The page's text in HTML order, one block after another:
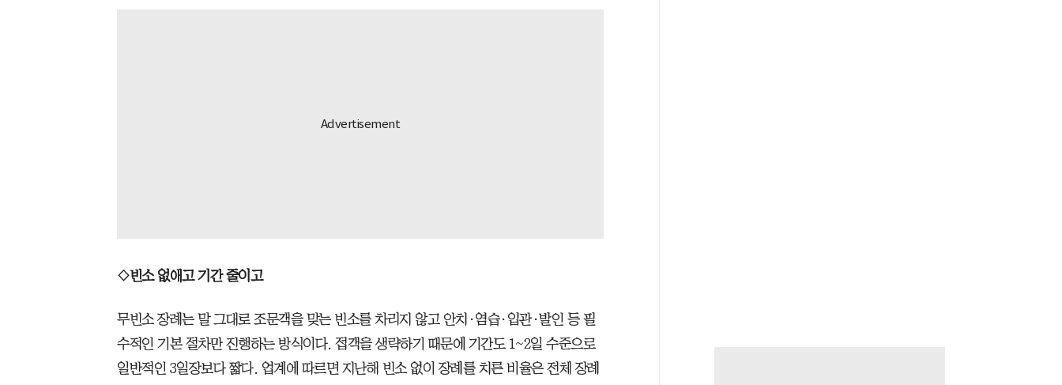
◇빈소 없애고 기간 줄이고
무빈소 장례는 말 그대로 조문객을 맞는 빈소를 차리지 않고 안치·염습·입관·발인 등 필
수적인 기본 절차만 진행하는 방식이다. 접객을 생략하기 때문에 기간도 1~2일 수준으로
일반적인 3일장보다 짧다. 업계에 따르면 지난해 빈소 없이 장례를 치른 비율은 전체 장례